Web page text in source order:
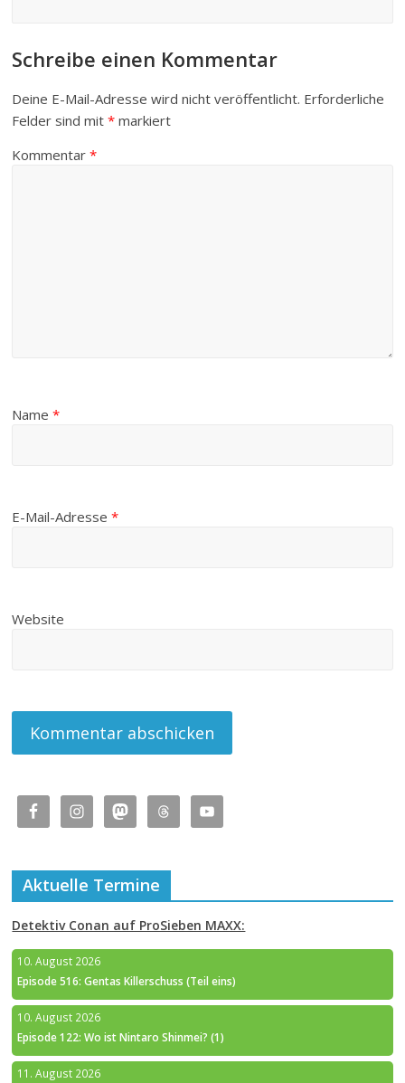
Schreibe einen Kommentar
Deine E-Mail-Adresse wird nicht veröffentlicht. Erforderliche
Felder sind mit* markiert
Kommentar*
Name*
E-Mail-Adresse*
Website
Aktuelle Termine
Detektiv Conan auf ProSieben MAXX:
10. August 2026
Episode 516: Gentas Killerschuss (Teil eins)
10. August 2026
Episode 122: Wo ist Nintaro Shinmei? (1)
11. August 2026